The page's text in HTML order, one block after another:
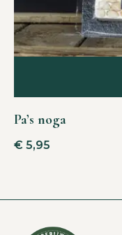
Pa’s noga
€ 5,95